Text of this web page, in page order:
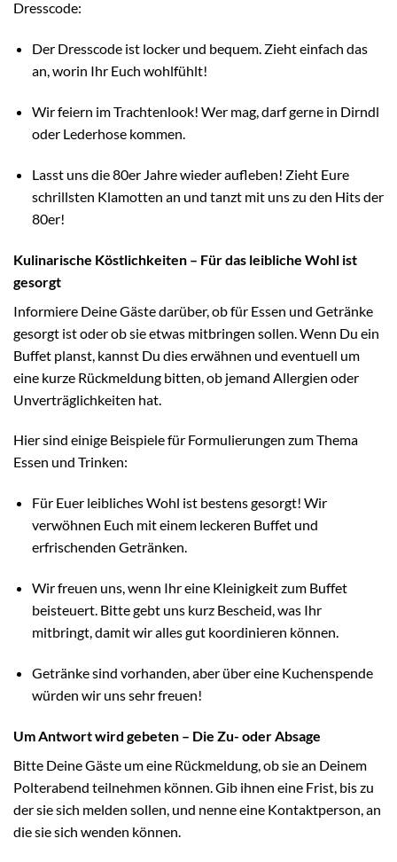
Dresscode:
Der Dresscode ist locker und bequem. Zieht einfach das
an, worin Ihr Euch wohlfühlt!
Wir feiern im Trachtenlook! Wer mag, darf gerne in Dirndl
oder Lederhose kommen.
Lasst uns die 80er Jahre wieder aufleben! Zieht Eure
schrillsten Klamotten an und tanzt mit uns zu den Hits der
80er!
Kulinarische Köstlichkeiten – Für das leibliche Wohl ist
gesorgt
Informiere Deine Gäste darüber, ob für Essen und Getränke
gesorgt ist oder ob sie etwas mitbringen sollen. Wenn Du ein
Buffet planst, kannst Du dies erwähnen und eventuell um
eine kurze Rückmeldung bitten, ob jemand Allergien oder
Unverträglichkeiten hat.
Hier sind einige Beispiele für Formulierungen zum Thema
Essen und Trinken:
Für Euer leibliches Wohl ist bestens gesorgt! Wir
verwöhnen Euch mit einem leckeren Buffet und
erfrischenden Getränken.
Wir freuen uns, wenn Ihr eine Kleinigkeit zum Buffet
beisteuert. Bitte gebt uns kurz Bescheid, was Ihr
mitbringt, damit wir alles gut koordinieren können.
Getränke sind vorhanden, aber über eine Kuchenspende
würden wir uns sehr freuen!
Um Antwort wird gebeten – Die Zu- oder Absage
Bitte Deine Gäste um eine Rückmeldung, ob sie an Deinem
Polterabend teilnehmen können. Gib ihnen eine Frist, bis zu
der sie sich melden sollen, und nenne eine Kontaktperson, an
die sie sich wenden können.